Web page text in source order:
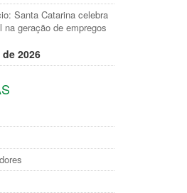
Santa Catarina celebra
na geração de empregos
2026